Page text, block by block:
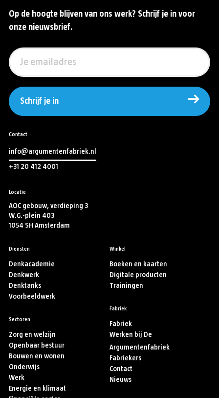
Op de hoogte blijven van ons werk? Schrijf je in voor
onze nieuwsbrief.
Schrijf je in
Contact
info@argumentenfabriek.nl
+31 20 412 4001
Locatie
AOC gebouw, verdieping 3
W.G.-plein 403
1054 SH Amsterdam
Diensten
Denkacademie
Denkwerk
Denktanks
Voorbeeldwerk
Sectoren
Zorg en welzijn
Openbaar bestuur
Bouwen en wonen
Onderwijs
Werk
Energie en klimaat
Winkel
Boeken en kaarten
Digitale producten
Trainingen
Fabriek
Fabriek
Werken bij De
Argumentenfabriek
Fabriekers
Contact
Nieuws